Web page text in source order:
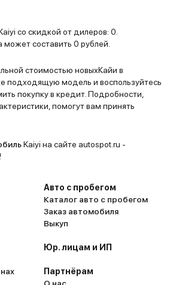
со скидкой от дилеров: 0.
составить 0 рублей.
стоимостью новыхКайи в
подходящую модель и воспользуйтесь
покупку в кредит. Подробности,
помогут вам принять
Kaiyi на сайте autospot.ru -
Авто с пробегом
Каталог авто с пробегом
Заказ автомобиля
Выкуп
Юр. лицам и ИП
Партнёрам